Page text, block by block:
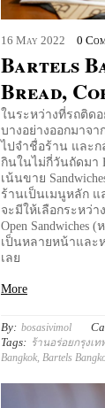
16 May 2022 0
Bartels
Bread,
ในระหว่างที่รถติด
บางอย่างออกมาจ
ไปจำชื่อร้าน และ
กินในไม่กี่วันถัดมา
เน้นขาย
ร้านเป็นเมนูหลัก แล
จะมีให้เลือกระหว่
Open
เป็นหลายหน้าและ
เลย
More
By: bosasivimol
Tags: ร้านอร่อยกรุงเท
Bangkok, Bartels